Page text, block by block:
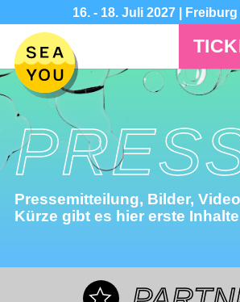
16. - 18. Juli 2027 |
Pressemitteilung, Bilder,
Kürze gibt es hier erste Inhalte